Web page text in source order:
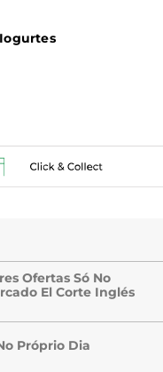
Iogurtes
Ofertas Só No
El Corte Inglés
Próprio Dia